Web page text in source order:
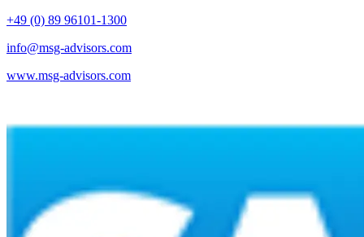
+49 (0) 89 96101-1300
info@msg-advisors.com
www.msg-advisors.com